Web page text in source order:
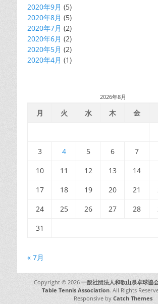
2020年9月 (5)
2020年8月 (5)
2020年7月 (2)
2020年6月 (2)
2020年5月 (2)
2020年4月 (1)
2026年8月
月 火 水 木 金
3
4 5 6 7
10
11 12 13 14
17
18 19 20 21
24
25 26 27 28
31
« 7月
Copyright © 2026 一般社団法人和歌山県卓球協
Table Tennis Association. All Rights
Responsive by Catch Themes